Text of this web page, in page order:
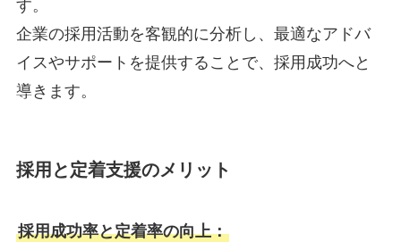
す。
企業の採用活動を客観的に分析し、最適なアドバ
イスやサポートを提供することで、採用成功へと
導きます。
採用と定着支援のメリット
採用成功率と定着率の向上：